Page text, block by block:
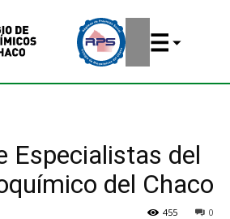
Especialistas del
del Chaco
0
455